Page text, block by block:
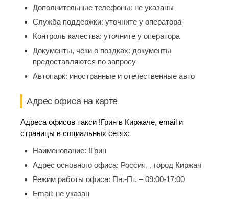
Дополнительные телефоны: не указаны
Служба поддержки: уточните у оператора
Контроль качества: уточните у оператора
Документы, чеки о поздках: документы
предоставляются по запросу
Автопарк: иностранные и отечественные авто
Адрес офиса на карте
Адреса офисов такси !Грин в Киржаче, email и
страницы в социальных сетях:
Наименование: !Грин
Адрес основного офиса: Россия, , город Киржач
Режим работы офиса: Пн.-Пт. – 09:00-17:00
Email: не указан